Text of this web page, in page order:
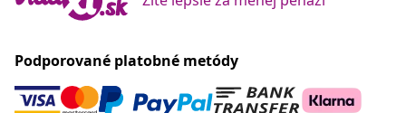
Podporované platobné metódy